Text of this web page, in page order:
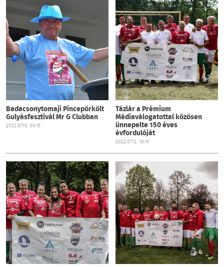
Badacsonytomaji Pincepörkölt
Gulyásfesztivál Mr G Clubban
2022.07.18, 09:15
Tázlár a Prémium
Médiaválogatottal közösen
ünnepelte 150 éves
évfordulóját
2022.07.12, 18:19